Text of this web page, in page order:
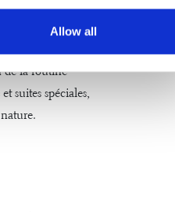
Allow all
de la routine
suites spéciales,